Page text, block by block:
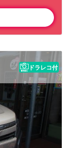
ドラレコ付